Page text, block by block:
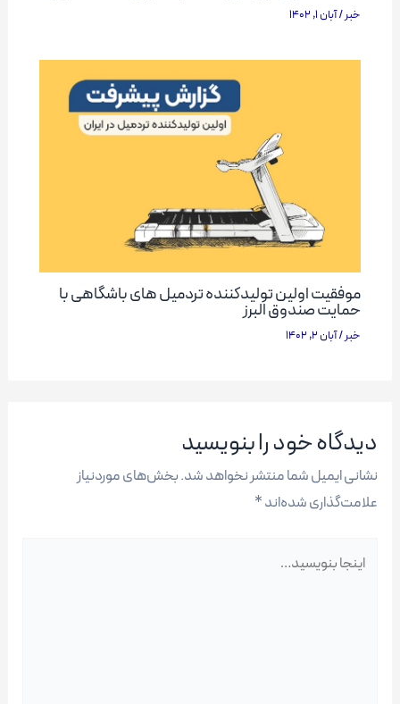
خبر/آبان 1, 1402
موفقیت اولین تولیدکننده تردمیل های باشگاهی با
حمایت صندوق البرز
خبر /آبان 2, 1402
دیدگاه‌ خود را بنویسید
نشانی ایمیل شما منتشر نخواهد شد.بخش‌های موردنیاز
علامت‌گذاری شده‌اند*
بنویسید…